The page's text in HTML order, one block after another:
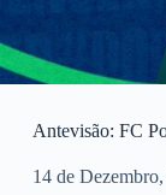
Antevisão: FC
14 de Dezembro,